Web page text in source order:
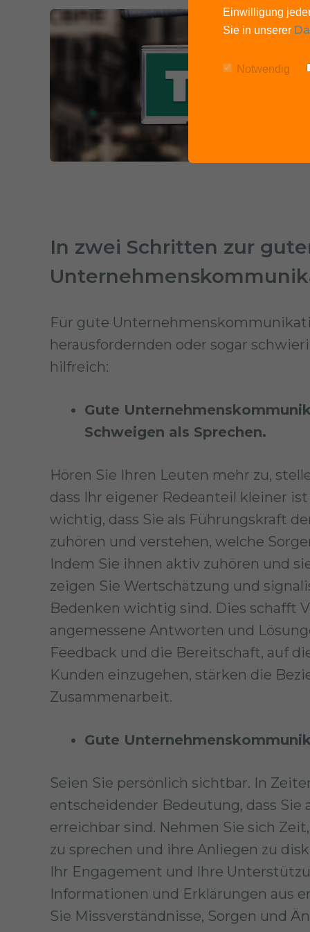
In zwei Schritten zur
Für gute
herausfordernden oder sogar
hilfreich:
Gute
Schweigen als Sprechen.
Hören Sie Ihren Leuten mehr zu,
dass Ihr eigener Redeanteil kleiner
wichtig, dass Sie als Führungskraft
zuhören und verstehen, welche
Indem Sie ihnen aktiv zuhören und
zeigen Sie Wertschätzung und
Bedenken wichtig sind. Dies schafft
angemessene Antworten und
Feedback und die Bereitschaft, auf
Kunden einzugehen, stärken die
Zusammenarbeit.
Gute
Seien Sie persönlich sichtbar. In
entscheidender Bedeutung, dass Sie
erreichbar sind. Nehmen Sie sich
zu sprechen und ihre Anliegen zu
Ihr Engagement und Ihre
Informationen und Erklärungen aus
Sie Missverständnisse, Sorgen und
Einwilligung
Sie in unserer
Notwendig